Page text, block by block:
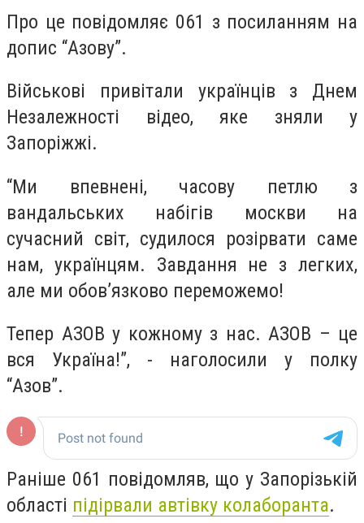
Про це повідомляє 061 з посиланням на
допис “Азову”.
Військові привітали українців з Днем
Незалежності відео, яке зняли у
Запоріжжі.
“Ми впевнені, часову петлю з
вандальських набігів москви на
сучасний світ, судилося розірвати саме
нам, українцям. Завдання не з легких,
але ми обов’язково переможемо!
Тепер АЗОВ у кожному з нас. АЗОВ – це
вся Україна!”, - наголосили у полку
“Азов”.
Раніше 061 повідомляв, що у Запорізькій
області підірвали автівку колаборанта.